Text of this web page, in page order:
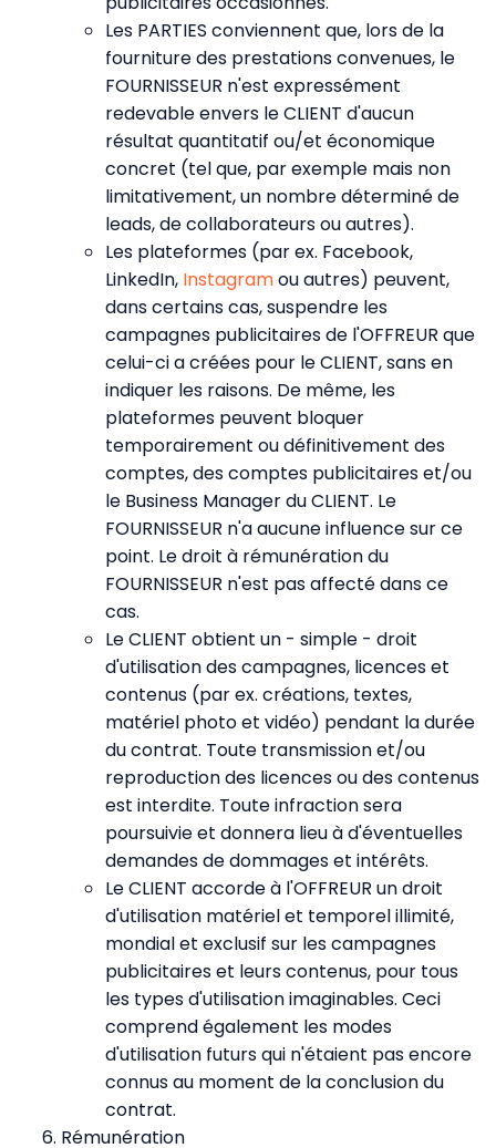
Les PARTIES conviennent que, lors de la
fourniture des prestations convenues, le
FOURNISSEUR n'est expressément
redevable envers le CLIENT d'aucun
résultat quantitatif ou/et économique
concret (tel que, par exemple mais non
limitativement, un nombre déterminé de
leads, de collaborateurs ou autres).
Les plateformes (par ex. Facebook,
LinkedIn, Instagramou autres) peuvent,
dans certains cas, suspendre les
campagnes publicitaires de l'OFFREUR que
celui-ci a créées pour le CLIENT, sans en
indiquer les raisons. De même, les
plateformes peuvent bloquer
temporairement ou définitivement des
comptes, des comptes publicitaires et/ou
le Business Manager du CLIENT. Le
FOURNISSEUR n'a aucune influence sur ce
point. Le droit à rémunération du
FOURNISSEUR n'est pas affecté dans ce
cas.
Le CLIENT obtient un - simple - droit
d'utilisation des campagnes, licences et
contenus (par ex. créations, textes,
matériel photo et vidéo) pendant la durée
du contrat. Toute transmission et/ou
reproduction des licences ou des contenus
est interdite. Toute infraction sera
poursuivie et donnera lieu à d'éventuelles
demandes de dommages et intérêts.
Le CLIENT accorde à l'OFFREUR un droit
d'utilisation matériel et temporel illimité,
mondial et exclusif sur les campagnes
publicitaires et leurs contenus, pour tous
les types d'utilisation imaginables. Ceci
comprend également les modes
d'utilisation futurs qui n'étaient pas encore
connus au moment de la conclusion du
contrat.
Rémunération